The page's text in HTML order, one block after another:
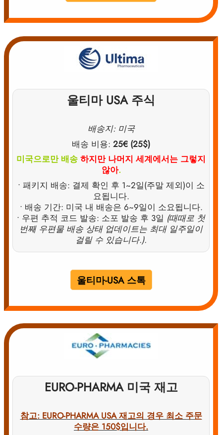
울티마 USA 주식
배송지: 미국
배송 비용: 25€ (25$)
미국으로만 배송 하지만 나머지 세계에서는 그렇지
않아.
• 패키지 배송: 결제 확인 후 1~2일(주말 제외)이 소
요됩니다.
• 배송 기간: 미국 내 배송은 6~9일이 소요됩니다.
• 우편 추적 코드 발송: 소포 발송 후 3일 (때때로 첫
번째 우편물 배송 상태 업데이트는 최대 일주일이
걸릴 수 있습니다.).
울티마-USA 스톡
EURO-PHARMA 미국 재고
참고: EURO-PHARMA USA 재고의 경우 최소 주문
수량은 150$입니다.